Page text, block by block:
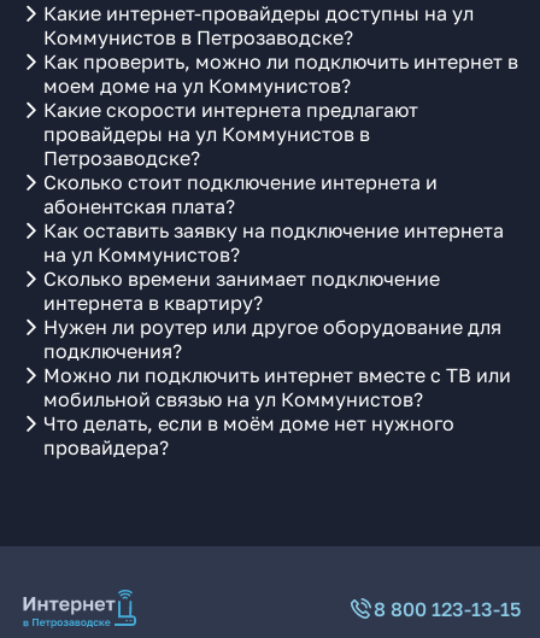
Какие интернет-провайдеры доступны на ул
Коммунистов в Петрозаводске?
Как проверить, можно ли подключить интернет в
моем доме на ул Коммунистов?
Какие скорости интернета предлагают
провайдеры на ул Коммунистов в
Петрозаводске?
Сколько стоит подключение интернета и
абонентская плата?
Как оставить заявку на подключение интернета
на ул Коммунистов?
Сколько времени занимает подключение
интернета в квартиру?
Нужен ли роутер или другое оборудование для
подключения?
Можно ли подключить интернет вместе с ТВ или
мобильной связью на ул Коммунистов?
Что делать, если в моём доме нет нужного
провайдера?
8 800 123-13-15